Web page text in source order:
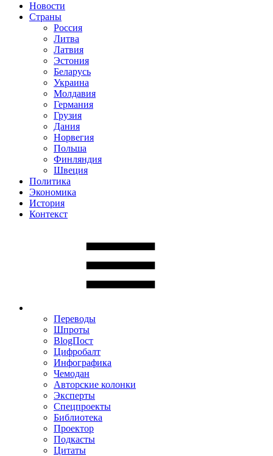
Новости
Страны
Россия
Литва
Латвия
Эстония
Беларусь
Украина
Молдавия
Германия
Грузия
Дания
Норвегия
Польша
Финляндия
Швеция
Политика
Экономика
История
Контекст
Переводы
Шпроты
BlogПост
Цифробалт
Инфографика
Чемодан
Авторские колонки
Эксперты
Спецпроекты
Библиотека
Проектор
Подкасты
Цитаты